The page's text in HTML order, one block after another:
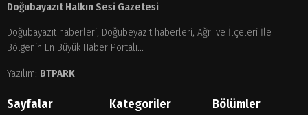
Doğubayazıt Halkın Sesi Gazetesi
Doğubayazıt haberleri, Doğubeyazıt haberleri, Ağrı ve İlçeleri İle
Bölgenin En Büyük Haber Portalı...
Yazılım: BTPARK
Sayfalar Kategoriler Bölümler